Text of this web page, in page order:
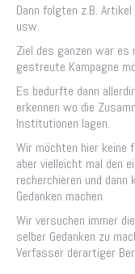
Dann folgten z.B.
usw.
Ziel des ganzen war
gestreute Kampagne
Es bedurfte dann
erkennen wo die
Institutionen lagen.
Wir möchten hier keine
aber vielleicht mal den
recherchieren und dann
Gedanken machen.
Wir versuchen immer
selber Gedanken zu
Verfasser derartiger